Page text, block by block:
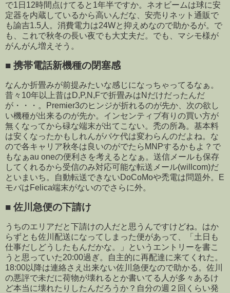
で1日12時間点けてると1年半ですか。ネオビームは球に安
定器を内蔵しているから高いんだな、安売りネット通販で
も諭吉1.5人。消費電力は24Wと抑えめなので助かるが。で
も、これで秋冬の長い夜でも大丈夫だ。でも、マシモ様が
がんがん増えそう。
■ 携帯電話新機種の閉塞感
なんか折畳みが前提みたいな感じになっちゃってるなぁ。
昔々10年以上昔はD,P,N,Fで折畳みはNだけだったんだ
が・・・。Premier3のヒンジが折れるのが先か、次の欲し
い機種が出来るのが先か。インセンティブ有りの買い方が
無くなってから碌な端末が出てこない。禿の所為。基本料
は安くなったかもしれんがパケ代は変わらんのだよね。な
ので各キャリア秋冬は良いのがでたらMNPするかもよ？で
もなぁau oneの便利さを考えるとなぁ。送信メールも保存
してくれるから受信のみ対応可能な転送メール(willcom)だ
といまいち。自動転送できないDoCoMoや禿電は問題外。E
モバはFelica端末がないのでさらに外。
■ 佐川急便の下請け
うちのエリアだと下請けの人だと思うんですけどね。はか
らずとも佐川配送になってしまった便があって、「土日も
仕事だしどうしたもんだかな。」というエントリーを書こ
うと思っていた20:00過ぎ。自主的に再配達に来てくれた。
18:00以降は連絡さえ出来ない佐川急便なので助かる。佐川
の悪評で未だに荷物が壊れるとか書いてる人が多々あるけ
ど本当に壊れたりしたんだろうか？自分の週２回くらい発